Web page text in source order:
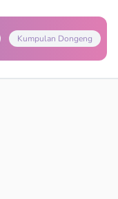
Kumpulan Dongeng